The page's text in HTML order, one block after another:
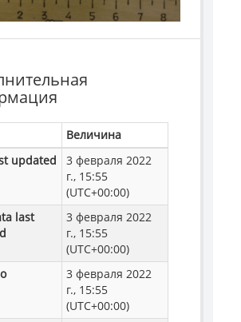
Величина
updated
3 февраля 2022
г., 15:55
(UTC+00:00)
last
3 февраля 2022
г., 15:55
(UTC+00:00)
3 февраля 2022
г., 15:55
(UTC+00:00)